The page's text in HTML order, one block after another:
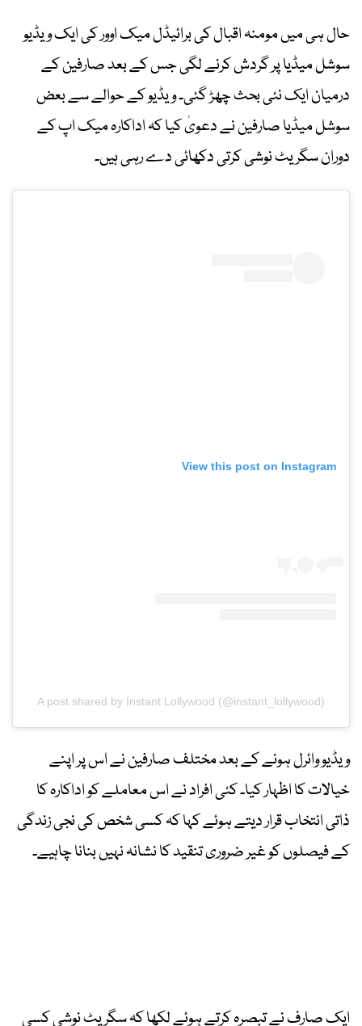
حال ہی میں مومنہ اقبال کی برائیڈل میک اوور کی ایک ویڈیو
سوشل میڈیا پر گردش کرنے لگی جس کے بعد صارفین کے
درمیان ایک نئی بحث چھڑ گئی۔ ویڈیو کے حوالے سے بعض
سوشل میڈیا صارفین نے دعویٰ کیا کہ اداکارہ میک اپ کے
دوران سگریٹ نوشی کرتی دکھائی دے رہی ہیں۔
View this post on Instagram
A post shared by Instant Lollywood (@instant_lollywood)
ویڈیو وائرل ہونے کے بعد مختلف صارفین نے اس پر اپنے
خیالات کا اظہار کیا۔ کئی افراد نے اس معاملے کو اداکارہ کا
ذاتی انتخاب قرار دیتے ہوئے کہا کہ کسی شخص کی نجی زندگی
کے فیصلوں کو غیر ضروری تنقید کا نشانہ نہیں بنانا چاہیے۔
ایک صارف نے تبصرہ کرتے ہوئے لکھا کہ سگریٹ نوشی کسی